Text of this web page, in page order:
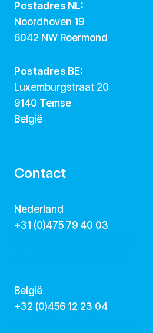
Postadres NL:
Noordhoven 19
6042 NW Roermond
Postadres BE:
Luxemburgstraat 20
9140 Temse
België
Contact
Nederland
+31 (0)475 79 40 03
België
‭+32 (0)456 12 23 04‬